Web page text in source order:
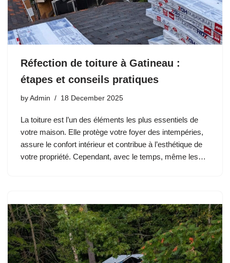
Réfection de toiture à Gatineau :
étapes et conseils pratiques
by Admin 18 December 2025
La toiture est l’un des éléments les plus essentiels de
votre maison. Elle protège votre foyer des intempéries,
assure le confort intérieur et contribue à l’esthétique de
votre propriété. Cependant, avec le temps, même les…